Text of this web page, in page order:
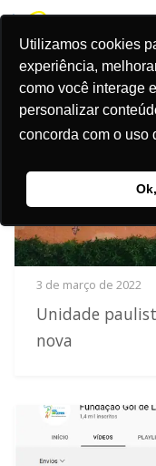
Utilizamos cookies
experiência,
como você interage
personalizar
concorda com o uso
3 de março de 2022
Unidade
nova